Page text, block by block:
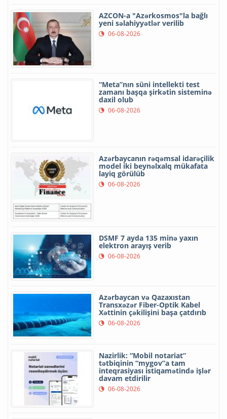
AZCON-a "Azərkosmos"la bağlı
yeni səlahiyyətlər verilib
06-08-2026
“Meta”nın süni intellekti test
zamanı başqa şirkətin sisteminə
daxil olub
06-08-2026
Azərbaycanın rəqəmsal idarəçilik
model iki beynəlxalq mükafata
layiq görülüb
06-08-2026
DSMF 7 ayda 135 minə yaxın
elektron arayış verib
06-08-2026
Azərbaycan və Qazaxıstan
Transxəzər Fiber-Optik Kabel
Xəttinin çəkilişini başa çatdırıb
06-08-2026
Nazirlik: “Mobil notariat”
tətbiqinin “mygov”a tam
inteqrasiyası istiqamətində işlər
davam etdirilir
06-08-2026